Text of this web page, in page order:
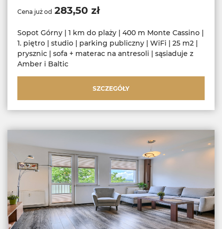
Cena już od 283,50 zł
Sopot Górny | 1 km do plaży | 400 m Monte Cassino |
1. piętro | studio | parking publiczny | WiFi | 25 m2 |
prysznic | sofa + materac na antresoli | sąsiaduje z
Amber i Baltic
SZCZEGÓŁY